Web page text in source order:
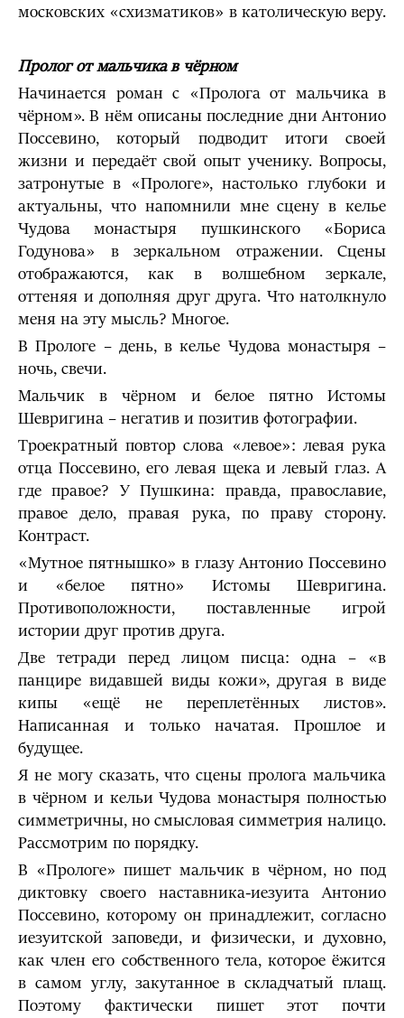
московских «схизматиков» в католическую веру.
Пролог от мальчика в чёрном
Начинается роман с «Пролога от мальчика в
чёрном». В нём описаны последние дни Антонио
Поссевино, который подводит итоги своей
жизни и передаёт свой опыт ученику. Вопросы,
затронутые в «Прологе», настолько глубоки и
актуальны, что напомнили мне сцену в келье
Чудова монастыря пушкинского «Бориса
Годунова» в зеркальном отражении. Сцены
отображаются, как в волшебном зеркале,
оттеняя и дополняя друг друга. Что натолкнуло
меня на эту мысль? Многое.
В Прологе – день, в келье Чудова монастыря –
ночь, свечи.
Мальчик в чёрном и белое пятно Истомы
Шевригина – негатив и позитив фотографии.
Троекратный повтор слова «левое»: левая рука
отца Поссевино, его левая щека и левый глаз. А
где правое? У Пушкина: правда, православие,
правое дело, правая рука, по праву сторону.
Контраст.
«Мутное пятнышко» в глазу Антонио Поссевино
и «белое пятно» Истомы Шевригина.
Противоположности, поставленные игрой
истории друг против друга.
Две тетради перед лицом писца: одна – «в
панцире видавшей виды кожи», другая в виде
кипы «ещё не переплетённых листов».
Написанная и только начатая. Прошлое и
будущее.
Я не могу сказать, что сцены пролога мальчика
в чёрном и кельи Чудова монастыря полностью
симметричны, но смысловая симметрия налицо.
Рассмотрим по порядку.
В «Прологе» пишет мальчик в чёрном, но под
диктовку своего наставника-иезуита Антонио
Поссевино, которому он принадлежит, согласно
иезуитской заповеди, и физически, и духовно,
как член его собственного тела, которое ёжится
в самом углу, закутанное в складчатый плащ.
Поэтому фактически пишет этот почти